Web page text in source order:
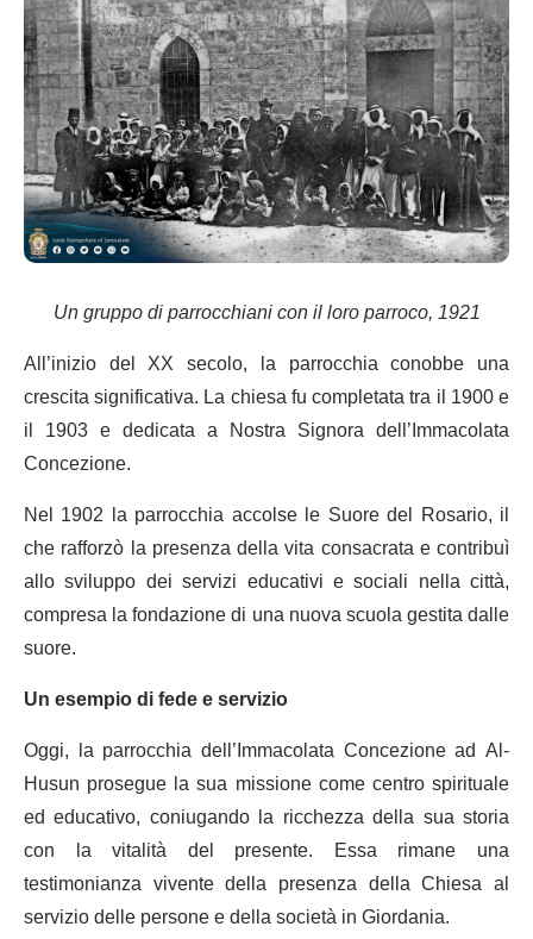
Un gruppo di parrocchiani con il loro parroco, 1921
All’inizio del XX secolo, la parrocchia conobbe una
crescita significativa. La chiesa fu completata tra il 1900 e
il 1903 e dedicata a Nostra Signora dell’Immacolata
Concezione.
Nel 1902 la parrocchia accolse le Suore del Rosario, il
che rafforzò la presenza della vita consacrata e contribuì
allo sviluppo dei servizi educativi e sociali nella città,
compresa la fondazione di una nuova scuola gestita dalle
suore.
Un esempio di fede e servizio
Oggi, la parrocchia dell’Immacolata Concezione ad Al-
Husun prosegue la sua missione come centro spirituale
ed educativo, coniugando la ricchezza della sua storia
con la vitalità del presente. Essa rimane una
testimonianza vivente della presenza della Chiesa al
servizio delle persone e della società in Giordania.